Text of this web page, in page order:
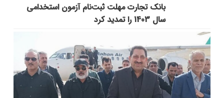
بانک تجارت مهلت ثبت‌نام آزمون استخدامی
سال 1403 را تمدید کرد